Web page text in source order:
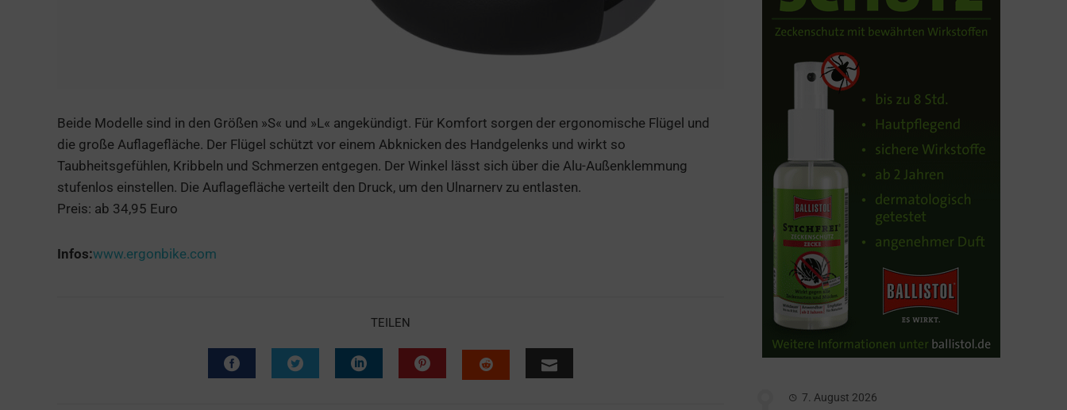
Beide Modelle sind in den Größen »S« und »L« angekündigt. Für Komfort sorgen der ergonomische Flügel und
die große Auflagefläche. Der Flügel schützt vor einem Abknicken des Handgelenks und wirkt so
Taubheitsgefühlen, Kribbeln und Schmerzen entgegen. Der Winkel lässt sich über die Alu-Außenklemmung
stufenlos einstellen. Die Auflagefläche verteilt den Druck, um den Ulnarnerv zu entlasten.
Preis: ab 34,95 Euro
Infos:www.ergonbike.com
TEILEN
7. August 2026